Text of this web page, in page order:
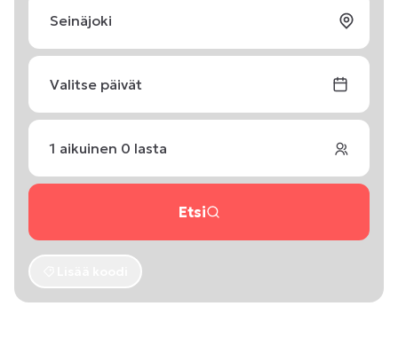
Valitse päivät
1 aikuinen 0 lasta
Etsi